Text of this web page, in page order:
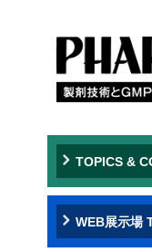
TOPICS &
WEB展示場